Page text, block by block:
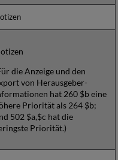
die Anzeige und den
von Herausgeber-
hat 260 $b eine
Priorität als 264 $b;
502 $a,$c hat die
Priorität.)